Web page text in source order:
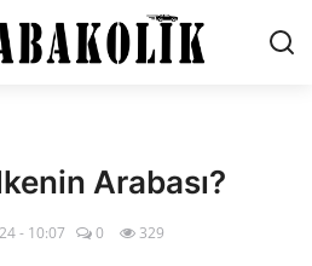
Arabası?
- 10:07 0 329